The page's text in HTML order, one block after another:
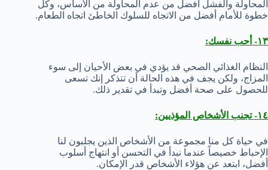
المحاولة والفشل أفضل من عدم المحاولة من الأساس، وكل
خطوة للأمام أفضل من الاتجاه للسلوك الخاطئ اتجاه الطعام.
١٣- أحب نفسك:
النظام الغذائي الصحي قد يؤدي في بعض الأحيان إلى سوء
المزاج، ولكن يجف في هذه الحالة أن تتذكر إنك تسعى
للحصول على صحة أفضل وتبدأ في تقدير ذلك.
١٤- تجنب الأشخاص المؤذيين:
في حياة كل منا مجموعة من الأشخاص الذين يجلبون لنا
الإحباط خصيصاً عندما نبدأ في التحسن أو انتهاج أسلوب
أفضل، ابتعد عن هؤلاء الأشخاص قدر الإمكان.